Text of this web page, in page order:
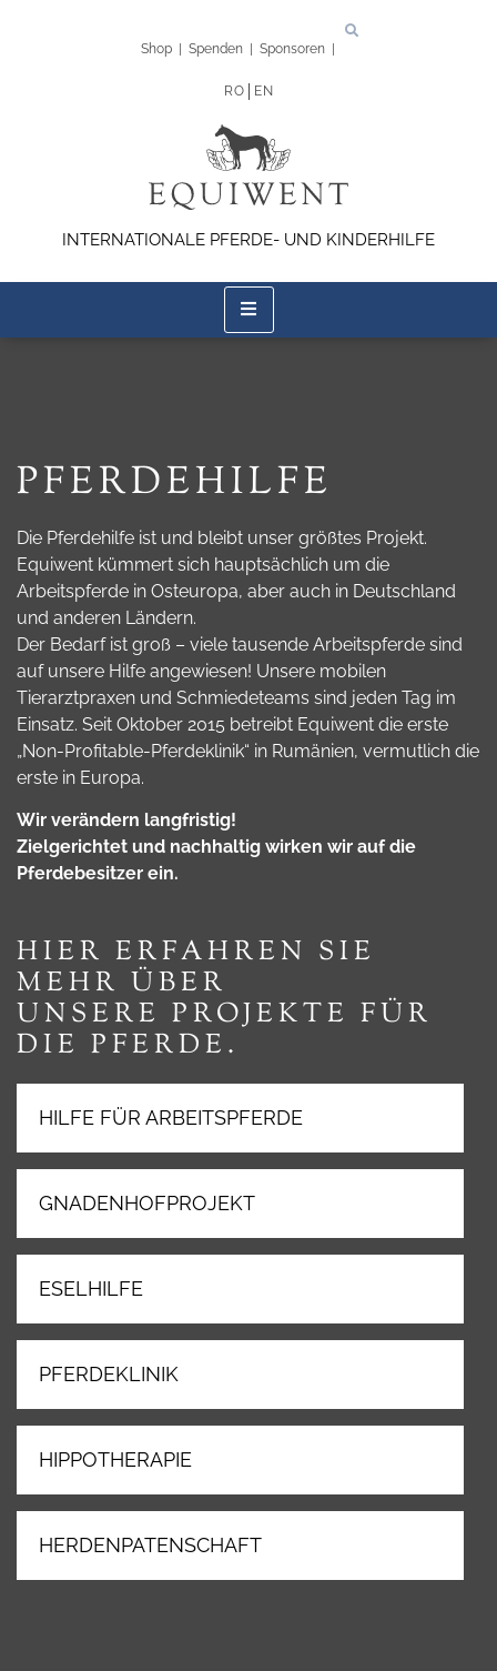
Shop Spenden Sponsoren
INTERNATIONALE PFERDE- UND KINDERHILFE
RO EN
PFERDEHILFE
Die Pferdehilfe ist und bleibt unser größtes Projekt.
Equiwent kümmert sich hauptsächlich um die
Arbeitspferde in Osteuropa, aber auch in Deutschland
und anderen Ländern.
Der Bedarf ist groß – viele tausende Arbeitspferde sind
auf unsere Hilfe angewiesen! Unsere mobilen
Tierarztpraxen und Schmiedeteams sind jeden Tag im
Einsatz. Seit Oktober 2015 betreibt Equiwent die erste
„Non-Profitable-Pferdeklinik“ in Rumänien, vermutlich die
erste in Europa.
Wir verändern langfristig!
Zielgerichtet und nachhaltig wirken wir auf die
Pferdebesitzer ein.
HIER ERFAHREN SIE
MEHR ÜBER
UNSERE PROJEKTE FÜR
DIE PFERDE.
HILFE FÜR ARBEITSPFERDE
GNADENHOFPROJEKT
ESELHILFE
PFERDEKLINIK
HIPPOTHERAPIE
HERDENPATENSCHAFT